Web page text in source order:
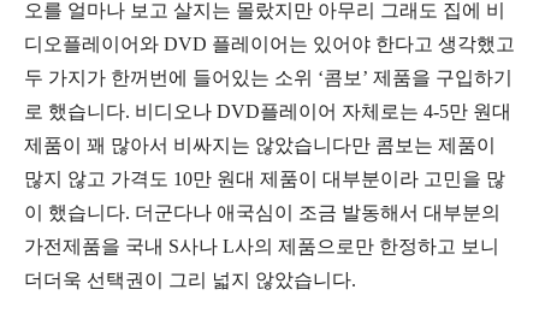
오를 얼마나 보고 살지는 몰랐지만 아무리 그래도 집에 비
디오플레이어와 DVD 플레이어는 있어야 한다고 생각했고
두 가지가 한꺼번에 들어있는 소위 ‘콤보 ’ 제품을 구입하기
로 했습니다. 비디오나 DVD플레이어 자체로는 4-5만 원대
제품이 꽤 많아서 비싸지는 않았습니다만 콤보는 제품이
많지 않고 가격도 10만 원대 제품이 대부분이라 고민을 많
이 했습니다. 더군다나 애국심이 조금 발동해서 대부분의
가전제품을 국내 S사나 L사의 제품으로만 한정하고 보니
더더욱 선택권이 그리 넓지 않았습니다.